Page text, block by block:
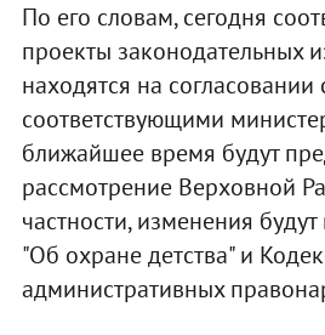
По его словам, сегодня
проекты законодательных
находятся на согласовании
соответствующими
ближайшее время будут
рассмотрение Верховной
частности, изменения
"Об охране детства" и
административных